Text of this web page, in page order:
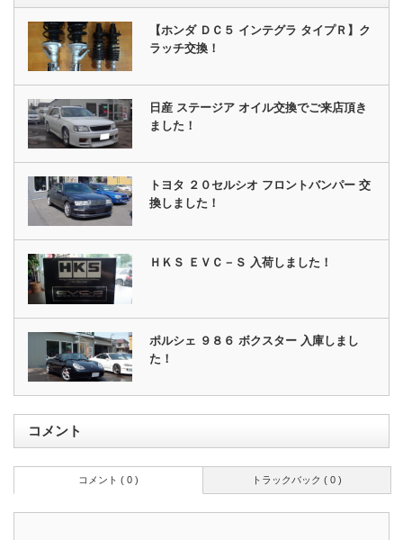
【ホンダ ＤＣ５ インテグラ タイプＲ】ク
ラッチ交換！
日産 ステージア オイル交換でご来店頂き
ました！
トヨタ ２０セルシオ フロントバンパー 交
換しました！
ＨＫＳ ＥＶＣ－Ｓ 入荷しました！
ポルシェ ９８６ ボクスター 入庫しまし
た！
コメント
トラックバック ( 0 )
コメント ( 0 )